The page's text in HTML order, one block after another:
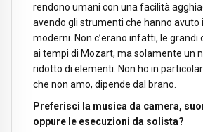
rendono umani con una facilità
avendo gli strumenti che hanno avuto
moderni. Non c’erano infatti, le grandi
ai tempi di Mozart, ma solamente un
ridotto di elementi. Non ho in
che non amo, dipende dal brano.
Preferisci la musica da camera,
oppure le esecuzioni da solista?